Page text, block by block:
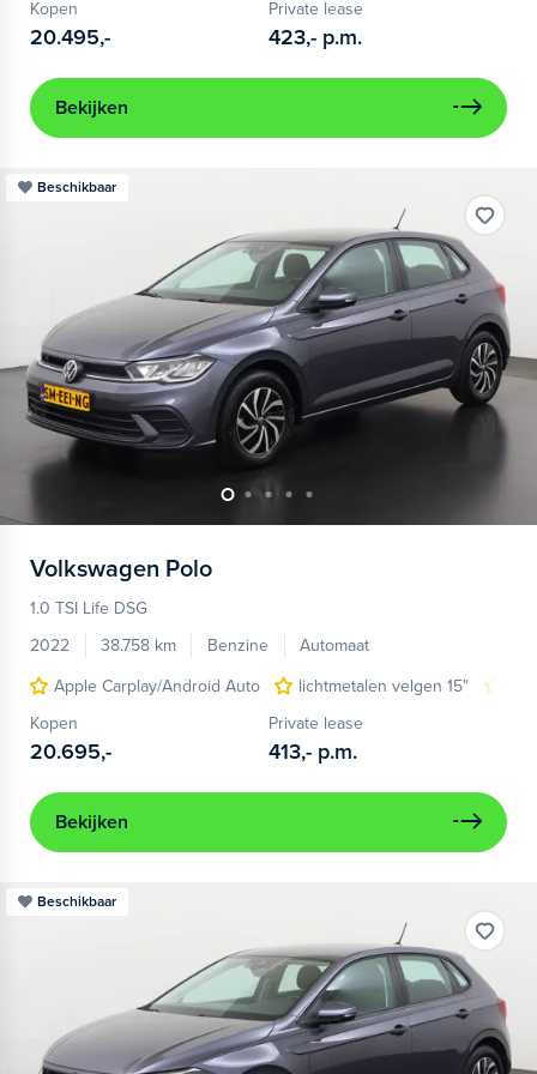
Kopen
20.495,-
Private lease
423,- p.m.
Bekijken
Beschikbaar
Volkswagen Polo
1.0 TSI Life DSG
2022
38.758 km Benzine
Automaat
Apple Carplay/Android Auto
lichtmetalen velgen 15"
Kopen
20.695,-
Private lease
413,- p.m.
Bekijken
Beschikbaar